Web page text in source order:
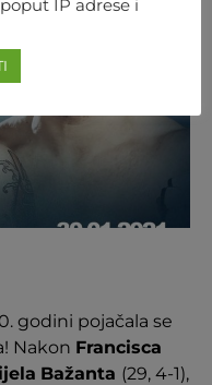
godini pojačala se
Nakon Francisca
Bažanta (29, 4-1),
IP adrese i